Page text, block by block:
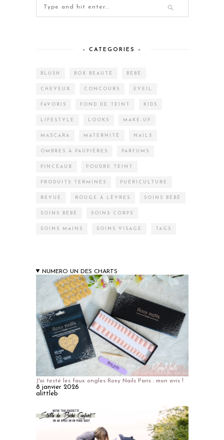
– CATEGORIES –
BLUSH BOX BEAUTÉ BÉBÉ
CHEVEUX CONCOURS EVEIL
FAVORIS FOND DE TEINT KIDS
LIFESTYLE LOOKS MAKE-UP
MASCARA MATERNITÉ NAILS
OMBRES À PAUPIÈRES PARFUMS
PINCEAUX POUDRE TEINT
PRODUITS TERMINÉS PUÉRICULTURE
REVUE ROUGE À LÈVRES SOINS BÉBÉ
SOINS BÉBÉ SOINS CORPS
SOINS MAINS SOINS VISAGE TAGS
NUMERO UN DES CHARTS
J'ai testé les faux ongles Roxy Nails Paris : mon avis !
8 janvier 2026
alittleb